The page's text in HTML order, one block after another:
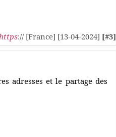
https:// [France] [13-04-2024] [#3]
adresses et le partage des